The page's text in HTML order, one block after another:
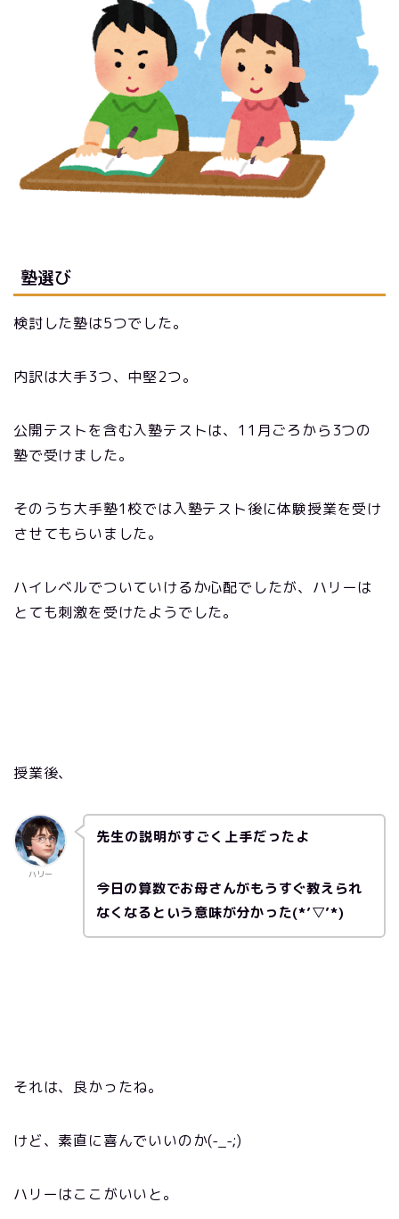
塾選び
検討した塾は5つでした。
内訳は大手3つ、中堅2つ。
公開テストを含む入塾テストは、11月ごろから3つの
塾で受けました。
そのうち大手塾1校では入塾テスト後に体験授業を受け
させてもらいました。
ハイレベルでついていけるか心配でしたが、ハリーは
とても刺激を受けたようでした。
授業後、
ハリー
先生の説明がすごく上手だったよ
今日の算数でお母さんがもうすぐ教えられ
なくなるという意味が分かった(*’▽’*)
それは、良かったね。
けど、素直に喜んでいいのか(-_-;)
ハリーはここがいいと。